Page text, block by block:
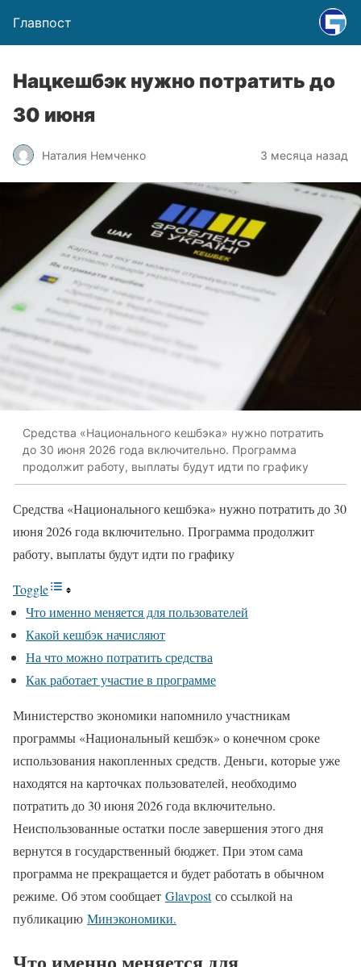
Главпост
Нацкешбэк нужно потратить до
30 июня
Наталия Немченко 3 месяца назад
Средства «Национального кешбэка» нужно потратить
до 30 июня 2026 года включительно. Программа
продолжит работу, выплаты будут идти по графику
Средства «Национального кешбэка» нужно потратить до 30
июня 2026 года включительно. Программа продолжит
работу, выплаты будут идти по графику
Toggle
Что именно меняется для пользователей
Какой кешбэк начисляют
На что можно потратить средства
Как работает участие в программе
Министерство экономики напомнило участникам
программы «Национальный кешбэк» о конечном сроке
использования накопленных средств. Деньги, которые уже
находятся на карточках пользователей, необходимо
потратить до 30 июня 2026 года включительно.
Неиспользованные остатки после завершения этого дня
вернутся в государственный бюджет. При этом сама
программа не прекращается и будет работать в обычном
режиме. Об этом сообщает Glavpostсо ссылкой на
публикацию Минэкономики.